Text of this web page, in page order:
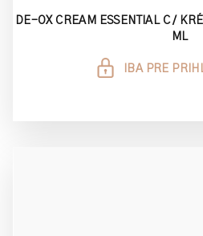
DE-OX CREAM ESSENTIAL C /
ML
IBA PRE